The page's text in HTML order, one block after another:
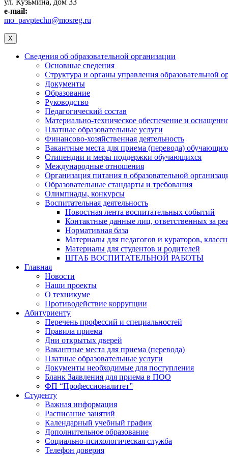
e-mail:
mo_pavptechn@mosreg.ru
X
Сведения об образовательной организации
Основные сведения
Структура и органы управления образовательной
Документы
Образование
Руководство
Педагогический состав
Материально-техническое обеспечение и
Платные образовательные услуги
Финансово-хозяйственная деятельность
Вакантные места для приема (перевода)
Стипендии и меры поддержки обучающихся
Международные отношения
Организация питания в образовательной
Образовательные стандарты и требования
Олимпиады, конкурсы
Воспитательная деятельность
Новостная лента воспитательных событий
Контактные данные лиц, ответственных за
Нормативная база
Материалы для педагогов и кураторов,
Материалы для студентов и родителей
ШТАБ ВОСПИТАТЕЛЬНОЙ РАБОТЫ
Главная
Новости
Наши проекты
О техникуме
Противодействие коррупции
Абитуриенту
Перечень профессий и специальностей
Правила приема
Дни открытых дверей
Вакантные места для приема (перевода)
Платные образовательные услуги
Документы необходимые для поступления
Бланк Заявления для приема в ПОО
ФП “Профессионалитет”
Студенту
Важная информация
Расписание занятий
Календарный учебный график
Дополнительное образование
Социально-психологическая служба
Телефон доверия